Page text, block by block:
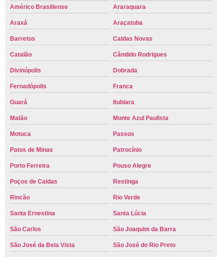
Américo Brasiliense
Araraquara
Araxá Araçatuba
Barretos Caldas Novas
Catalão Cândido Rodrigues
Divinópolis Dobrada
Fernadópolis Franca
Guará Itubiara
Matão Monte Azul Paulista
Motuca Passos
Patos de Minas Patrocínio
Porto Ferreira Pouso Alegre
Poços de Caldas Restinga
Rincão Rio Verde
Santa Ernestina Santa Lúcia
São Carlos São Joaquim da Barra
São José da Bela Vista São José do Rio Preto